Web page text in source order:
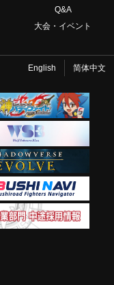
Q&A
大会・イベント
English 简体中文